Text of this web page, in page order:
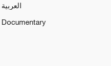
العربية
Documentary